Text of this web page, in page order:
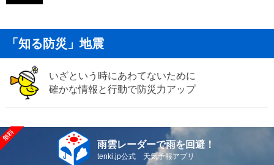
「知る防災」地震
いざという時にあわてないために
確かな情報と行動で防災力アップ
雨雲レーダーで雨を回避！
tenki.jp公式 天気予報アプリ